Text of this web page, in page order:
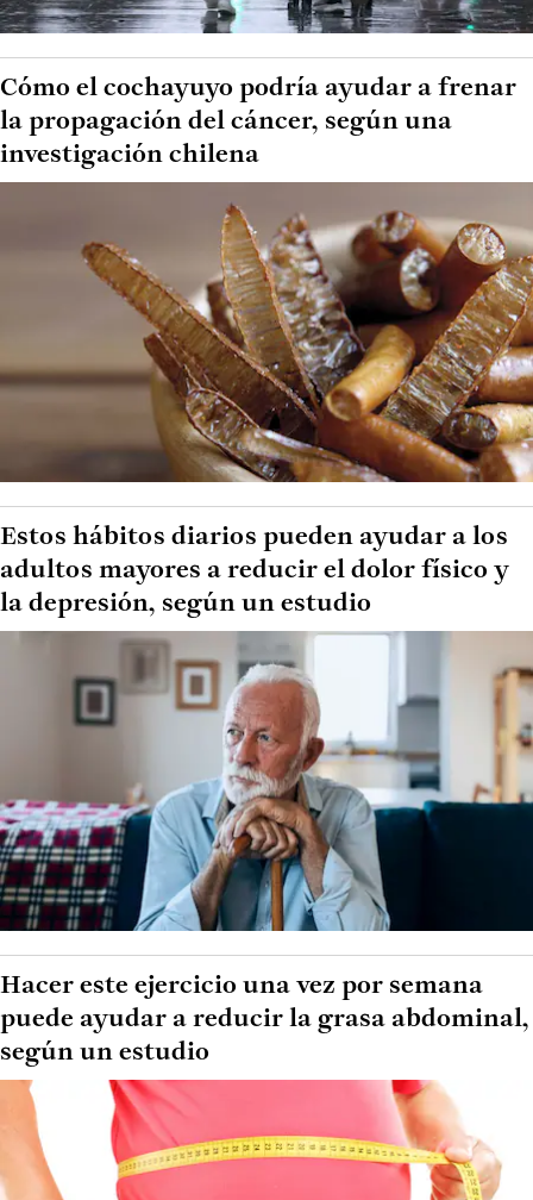
Cómo el cochayuyo podría ayudar a frenar
la propagación del cáncer, según una
investigación chilena
Estos hábitos diarios pueden ayudar a los
adultos mayores a reducir el dolor físico y
la depresión, según un estudio
Hacer este ejercicio una vez por semana
puede ayudar a reducir la grasa abdominal,
según un estudio